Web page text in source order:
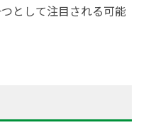
として注目される可能